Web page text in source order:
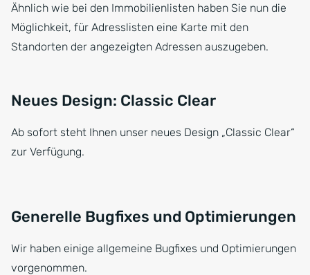
Ähnlich wie bei den Immobilienlisten haben Sie nun die
Möglichkeit, für Adresslisten eine Karte mit den
Standorten der angezeigten Adressen auszugeben.
Neues Design: Classic Clear
Ab sofort steht Ihnen unser neues Design „Classic Clear“
zur Verfügung.
Generelle Bugfixes und Optimierungen
Wir haben einige allgemeine Bugfixes und Optimierungen
vorgenommen.